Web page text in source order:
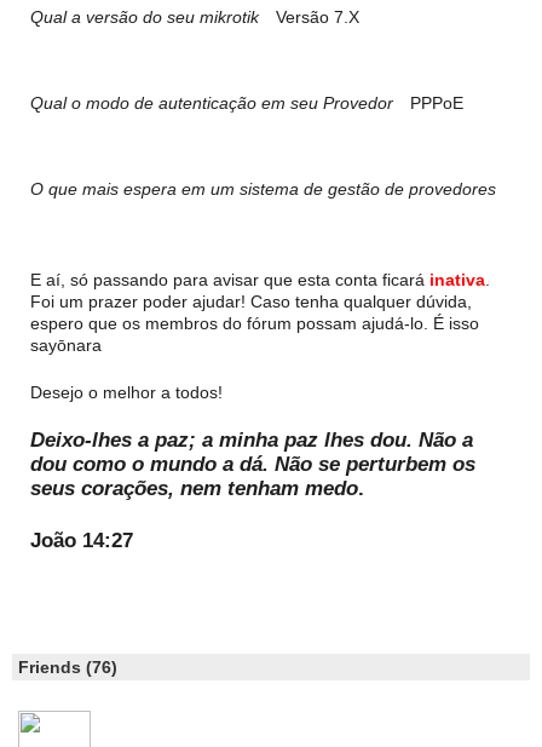
Qual a versão do seu mikrotik Versão 7.X
Qual o modo de autenticação em seu Provedor PPPoE
O que mais espera em um sistema de gestão de provedores
E aí, só passando para avisar que esta conta ficará inativa.
Foi um prazer poder ajudar! Caso tenha qualquer dúvida,
espero que os membros do fórum possam ajudá-lo. É isso
sayōnara
Desejo o melhor a todos!
Deixo-lhes a paz; a minha paz lhes dou. Não a
dou como o mundo a dá. Não se perturbem os
seus corações, nem tenham medo.
João 14:27
Friends (76)